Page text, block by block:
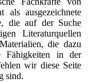
als ausgezeichnete
die auf der Suche
Literaturquellen
die dazu
Fähigkeiten in der
wir diese Seite
sind.